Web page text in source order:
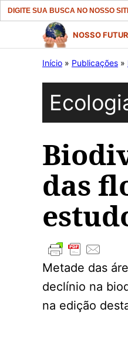
Search
for:
conteúdo
NOSSO
Início » Publicações »
das
Metade das
declínio na
na edição